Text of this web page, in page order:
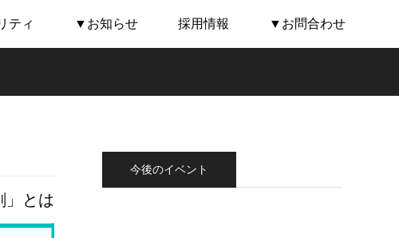
ティ ▼お知らせ 採用情報 ▼お問合わせ
」とは
今後のイベント